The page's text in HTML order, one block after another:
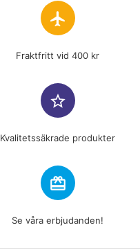
flight
Fraktfritt vid 400 kr
star_border
Kvalitetssäkrade produkter
redeem
Se våra erbjudanden!